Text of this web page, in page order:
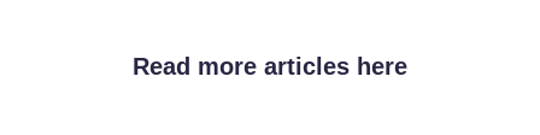
Read more articles here